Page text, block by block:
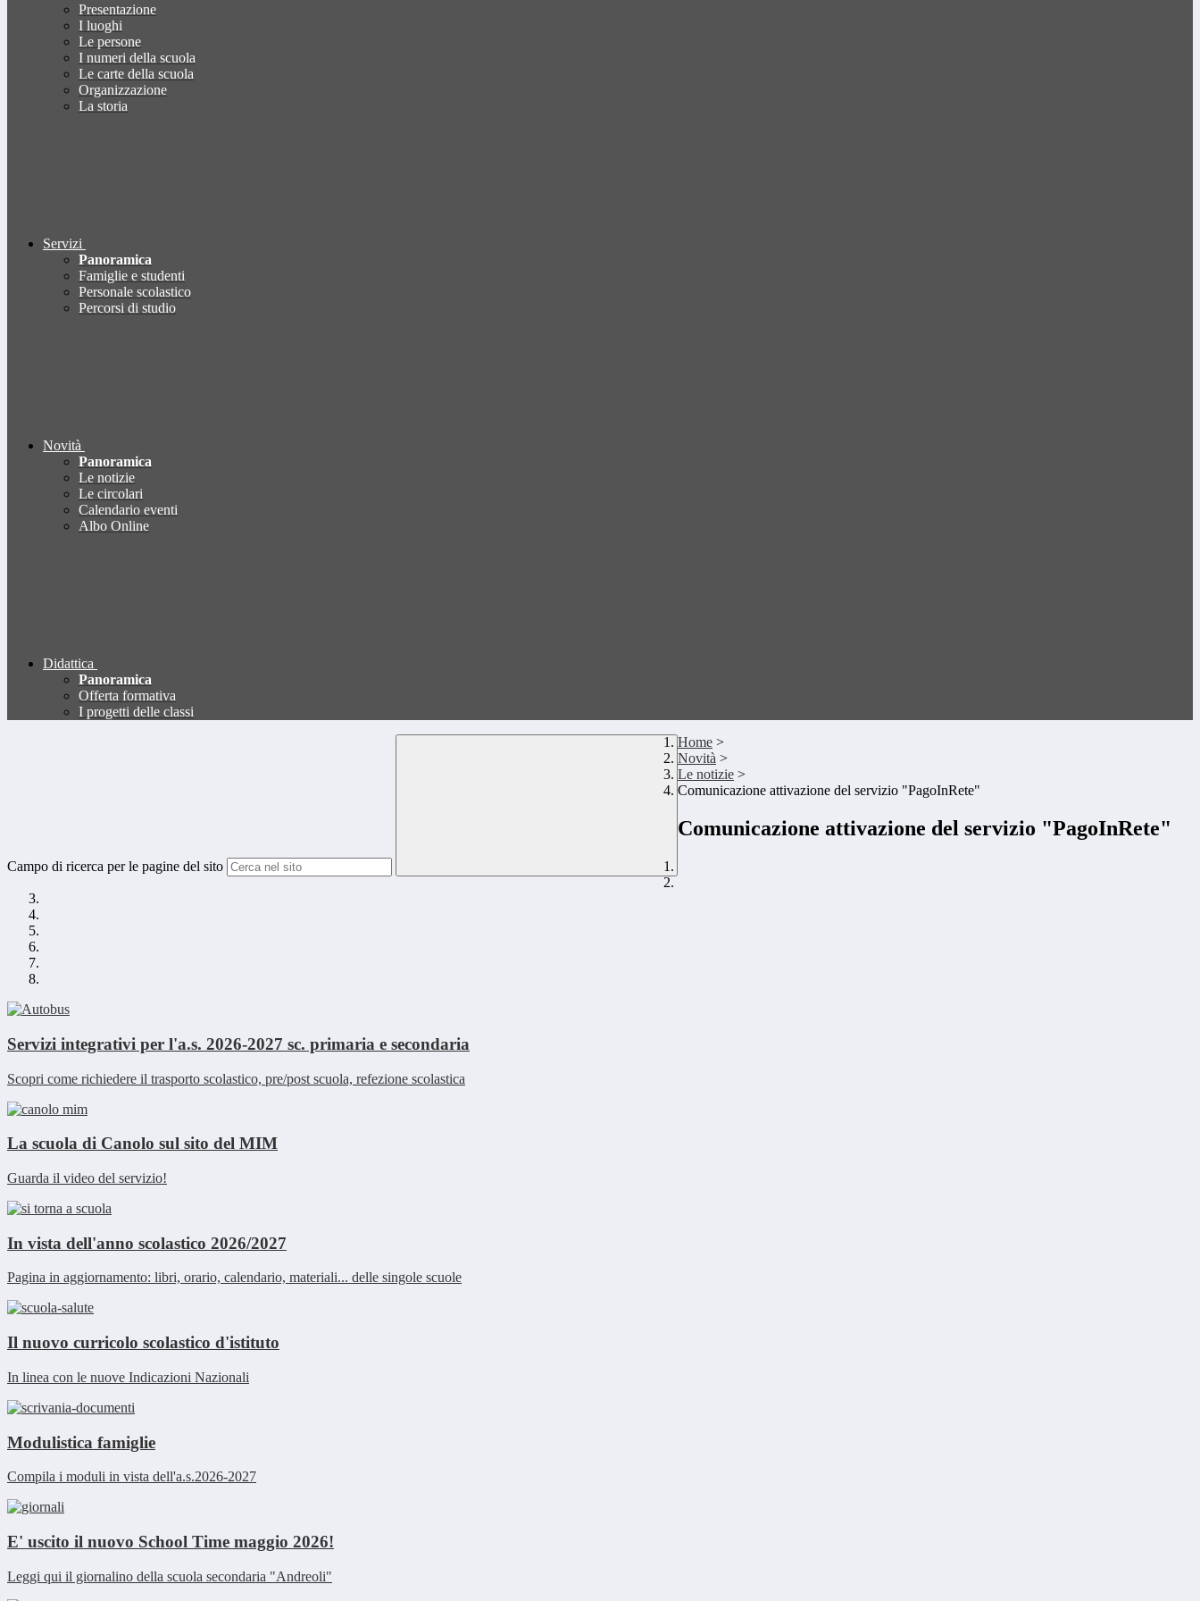
Presentazione
I luoghi
Le persone
I numeri della scuola
Le carte della scuola
Organizzazione
La storia
Servizi
Panoramica
Famiglie e studenti
Personale scolastico
Percorsi di studio
Novità
Panoramica
Le notizie
Le circolari
Calendario eventi
Albo Online
Didattica
Panoramica
Offerta formativa
I progetti delle classi
Campo di ricerca per le pagine del sito
Home >
Novità >
Le notizie >
Comunicazione attivazione del servizio "PagoInRete"
Comunicazione attivazione del servizio "PagoInRete"
Servizi integrativi per l'a.s. 2026-2027 sc. primaria e secondaria
Scopri come richiedere il trasporto scolastico, pre/post scuola, refezione scolastica
La scuola di Canolo sul sito del MIM
Guarda il video del servizio!
In vista dell'anno scolastico 2026/2027
Pagina in aggiornamento: libri, orario, calendario, materiali... delle singole scuole
Il nuovo curricolo scolastico d'istituto
In linea con le nuove Indicazioni Nazionali
Modulistica famiglie
Compila i moduli in vista dell'a.s.2026-2027
E' uscito il nuovo School Time maggio 2026!
Leggi qui il giornalino della scuola secondaria "Andreoli"